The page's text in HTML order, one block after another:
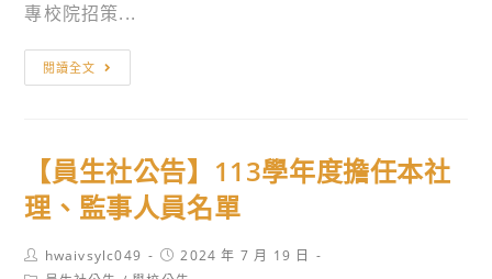
專校院招策...
閱讀全文
學
四
技
二
專
【員生社公告】113學年度擔任本社
理、監事人員名單
Post
author:
hwaivsylc049
Post
published:
2024 年 7 月 19 日